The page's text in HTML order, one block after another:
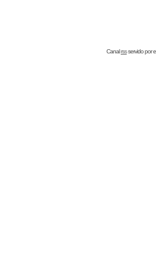
Canalrssservido por